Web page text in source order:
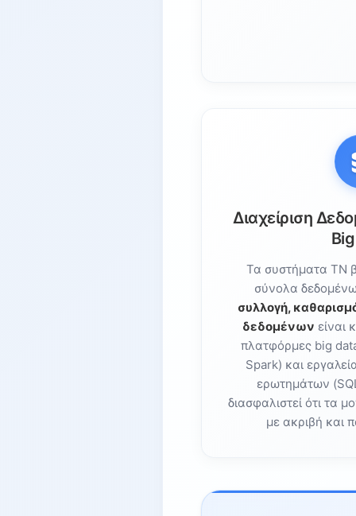
Διαχείριση
Τα συστήματα ΤΝ
σύνολα
συλλογή,
δεδομένων είναι
πλατφόρμες big
Spark) και
ερωτημάτων
διασφαλιστεί ότι τα
με ακριβή και